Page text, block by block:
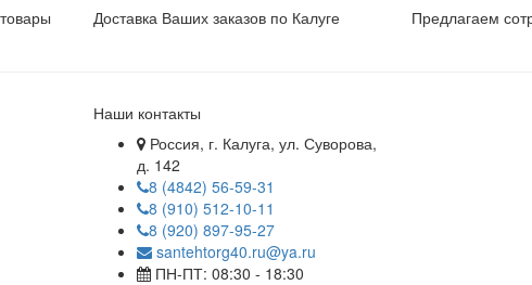
Доставка Ваших заказов по Калуге
Предлагаем
Наши контакты
Россия, г. Калуга, ул. Суворова,
д. 142
8 (4842) 56-59-31
8 (910) 512-10-11
8 (920) 897-95-27
santehtorg40.ru@ya.ru
ПН-ПТ: 08:30 - 18:30